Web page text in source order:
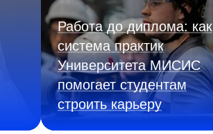
Работа до диплома: как
система практик
Университета МИСИС
помогает студентам
строить карьеру